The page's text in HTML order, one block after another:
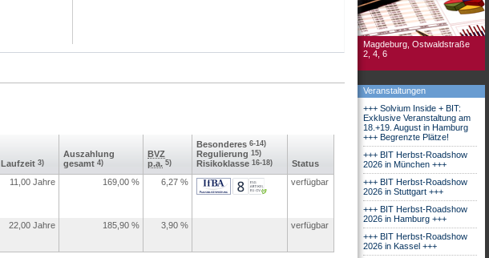
Magdeburg, Ostwaldstraße
2, 4, 6
Veranstaltungen
+++ Solvium Inside + BIT:
Exklusive Veranstaltung am
18.+19. August in Hamburg
+++ Begrenzte Plätze!
+++ BIT Herbst-Roadshow
2026 in München +++
+++ BIT Herbst-Roadshow
2026 in Stuttgart +++
+++ BIT Herbst-Roadshow
2026 in Hamburg +++
+++ BIT Herbst-Roadshow
2026 in Kassel +++
Laufzeit 3)
Aus­zahlung
gesamt 4)
BVZ
p.a. 5)
Besonderes 6-14)
Regulierung 15)
Risikoklasse 16-18)
Status
11,00 Jahre 169,00 % 6,27 % verfügbar
22,00 Jahre 185,90 % 3,90 % verfügbar